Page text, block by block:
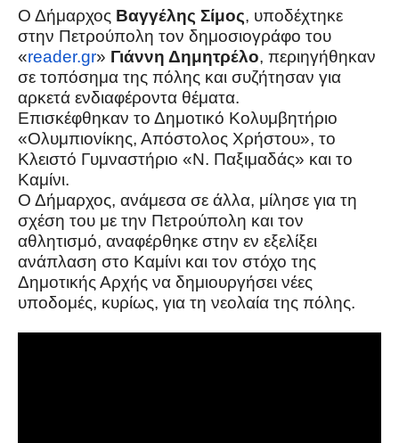
Ο Δήμαρχος Βαγγέλης Σίμος, υποδέχτηκε
στην Πετρούπολη τον δημοσιογράφο του
«reader.gr» Γιάννη Δημητρέλο, περιηγήθηκαν
σε τοπόσημα της πόλης και συζήτησαν για
αρκετά ενδιαφέροντα θέματα.
Επισκέφθηκαν το Δημοτικό Κολυμβητήριο
«Ολυμπιονίκης, Απόστολος Χρήστου», το
Κλειστό Γυμναστήριο «Ν. Παξιμαδάς» και το
Καμίνι.
Ο Δήμαρχος, ανάμεσα σε άλλα, μίλησε για τη
σχέση του με την Πετρούπολη και τον
αθλητισμό, αναφέρθηκε στην εν εξελίξει
ανάπλαση στο Καμίνι και τον στόχο της
Δημοτικής Αρχής να δημιουργήσει νέες
υποδομές, κυρίως, για τη νεολαία της πόλης.